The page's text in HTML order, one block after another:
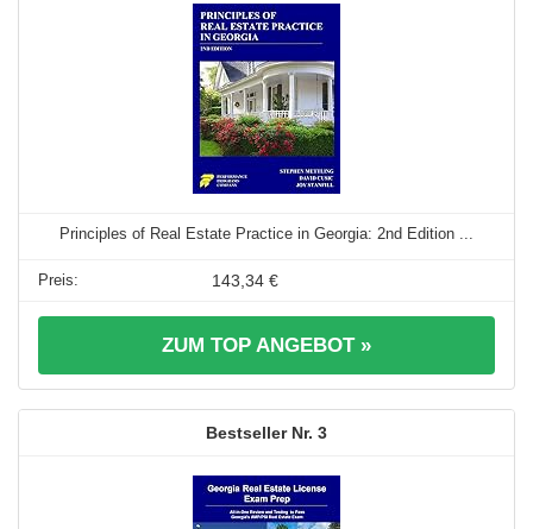
Principles of Real Estate Practice in Georgia: 2nd Edition ...
143,34 €
ZUM TOP ANGEBOT »
3